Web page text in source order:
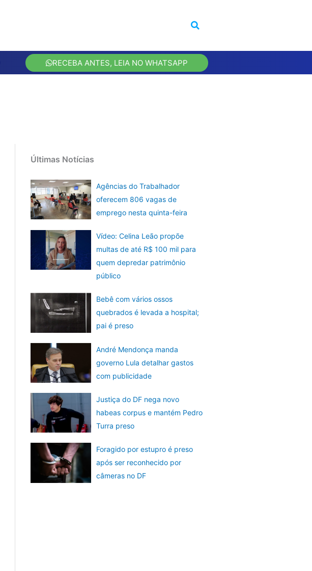
RECEBA ANTES, LEIA NO WHATSAPP
Últimas Notícias
Agências do Trabalhador
oferecem 806 vagas de
emprego nesta quinta-feira
Vídeo: Celina Leão propõe
multas de até R$ 100 mil para
quem depredar patrimônio
público
Bebê com vários ossos
quebrados é levada a hospital;
pai é preso
André Mendonça manda
governo Lula detalhar gastos
com publicidade
Justiça do DF nega novo
habeas corpus e mantém Pedro
Turra preso
Foragido por estupro é preso
após ser reconhecido por
câmeras no DF